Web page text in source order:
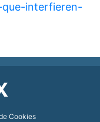
que-interfieren-
Cookies